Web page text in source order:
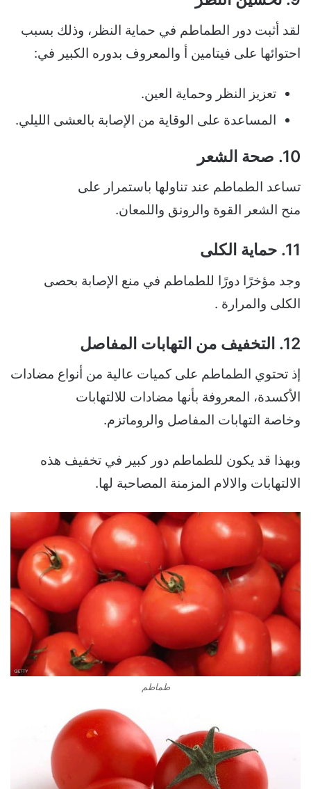
لقد أثبت دور الطماطم في حماية النظر، وذلك بسبب
احتوائها على فيتامين أ والمعروف بدوره الكبير في:
تعزيز النظر وحماية العين.
المساعدة على الوقاية من الإصابة بالعشى الليلي.
10. صحة الشعر
تساعد الطماطم عند تناولها باستمرار على
منح الشعر القوة والرونق واللمعان.
11. حماية الكلى
وجد مؤخرًا دورًا للطماطم في منع الإصابة بحصى
الكلى والمرارة .
12. التخفيف من التهابات المفاصل
إذ تحتوي الطماطم على كميات عالية من أنواع مضادات
الأكسدة، المعروفة بأنها مضادات للالتهابات
وخاصة التهابات المفاصل والروماتزم.
وبهذا قد يكون للطماطم دور كبير في تخفيف هذه
الالتهابات والالام المزمنة المصاحبة لها.
طماطم